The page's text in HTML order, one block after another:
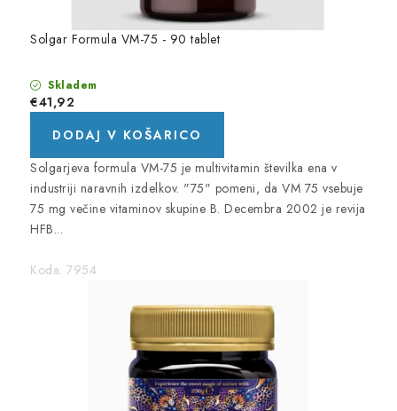
Solgar Formula VM-75 - 90 tablet
Skladem
€41,92
DODAJ V KOŠARICO
Solgarjeva formula VM-75 je multivitamin številka ena v
industriji naravnih izdelkov. "75" pomeni, da VM 75 vsebuje
75 mg večine vitaminov skupine B. Decembra 2002 je revija
HFB...
Koda: 7954